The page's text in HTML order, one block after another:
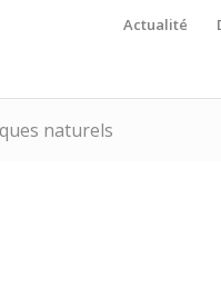
Actualité
naturels